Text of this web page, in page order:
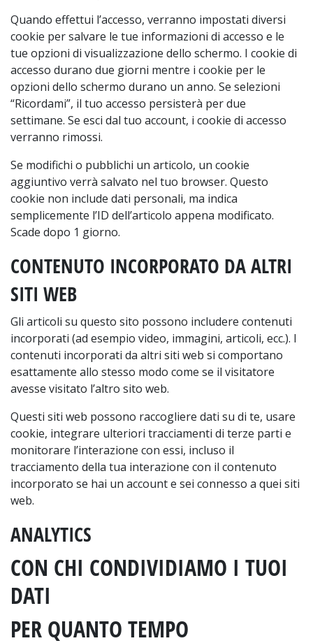
Quando effettui l’accesso, verranno impostati diversi
cookie per salvare le tue informazioni di accesso e le
tue opzioni di visualizzazione dello schermo. I cookie di
accesso durano due giorni mentre i cookie per le
opzioni dello schermo durano un anno. Se selezioni
“Ricordami”, il tuo accesso persisterà per due
settimane. Se esci dal tuo account, i cookie di accesso
verranno rimossi.
Se modifichi o pubblichi un articolo, un cookie
aggiuntivo verrà salvato nel tuo browser. Questo
cookie non include dati personali, ma indica
semplicemente l’ID dell’articolo appena modificato.
Scade dopo 1 giorno.
CONTENUTO INCORPORATO DA ALTRI
SITI WEB
Gli articoli su questo sito possono includere contenuti
incorporati (ad esempio video, immagini, articoli, ecc.). I
contenuti incorporati da altri siti web si comportano
esattamente allo stesso modo come se il visitatore
avesse visitato l’altro sito web.
Questi siti web possono raccogliere dati su di te, usare
cookie, integrare ulteriori tracciamenti di terze parti e
monitorare l’interazione con essi, incluso il
tracciamento della tua interazione con il contenuto
incorporato se hai un account e sei connesso a quei siti
web.
ANALYTICS
CON CHI CONDIVIDIAMO I TUOI
DATI
PER QUANTO TEMPO